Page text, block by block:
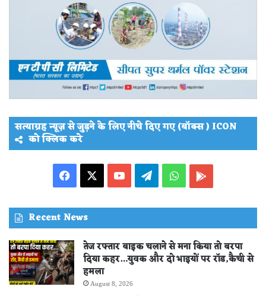
सत्याग्रह न्यूज़ से जुड़ने के लिए नीचे दिए गए (बॉक्स ) ICON
को क्लिक करे
Facebook YouTubeTelegramWhatsApp
Recent News
तेज रफ्तार बाइक चलाने से मना किया तो बरपा
दिया कहर…युवक और दो भाइयों पर रॉड,कैची से
हमला
August 8, 2026